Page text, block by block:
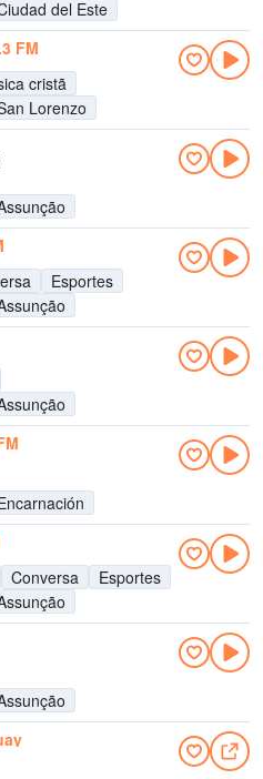
del Este
FM
cristã
Lorenzo
Esportes
Conversa
Esportes